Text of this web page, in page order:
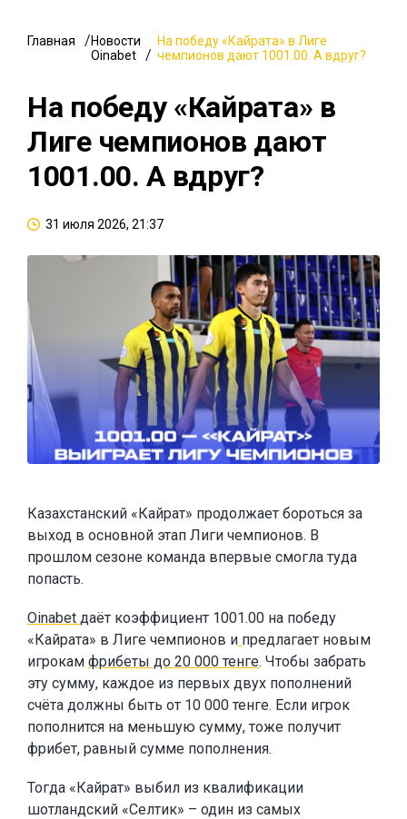
Главная
Новости
Oinabet
На победу «Кайрата» в Лиге
чемпионов дают 1001.00. А вдруг?
На победу «Кайрата» в
Лиге чемпионов дают
1001.00. А вдруг?
31 июля 2026, 21:37
Казахстанский «Кайрат» продолжает бороться за
выход в основной этап Лиги чемпионов. В
прошлом сезоне команда впервые смогла туда
попасть.
Oinabet даёт коэффициент 1001.00 на победу
«Кайрата» в Лиге чемпионов и предлагает новым
игрокам фрибеты до 20 000 тенге. Чтобы забрать
эту сумму, каждое из первых двух пополнений
счёта должны быть от 10 000 тенге. Если игрок
пополнится на меньшую сумму, тоже получит
фрибет, равный сумме пополнения.
Тогда «Кайрат» выбил из квалификации
шотландский «Селтик» – один из самых